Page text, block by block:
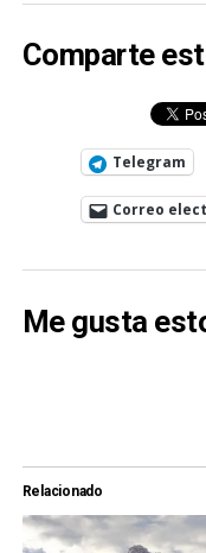
Comparte
Telegram
Correo
Me gusta
Relacionado